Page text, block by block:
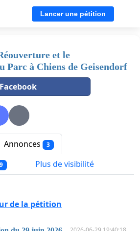
Lancer une pétition
et le
Parc à Chiens de Geisendorf
Annonces 3
Plus de visibilité
de la pétition